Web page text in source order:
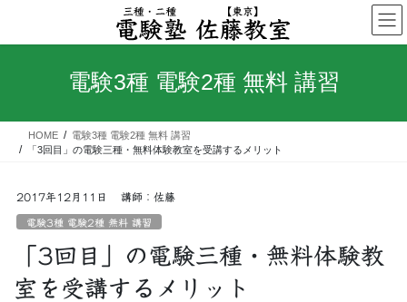
テ
ス
ゲ
ン
電験3種 電験2種 無料 講習
HOME
電験3種 電験2種 無料 講習
「3回目」の電験三種・無料体験教室を受講するメリット
2017年12月11日 講師：佐藤
電験3種 電験2種 無料 講習
「3回目」の電験三種・無料体験教
室を受講するメリット